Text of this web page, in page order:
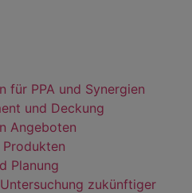
für PPA und Synergien
und Deckung
Angeboten
Planung
zukünftiger